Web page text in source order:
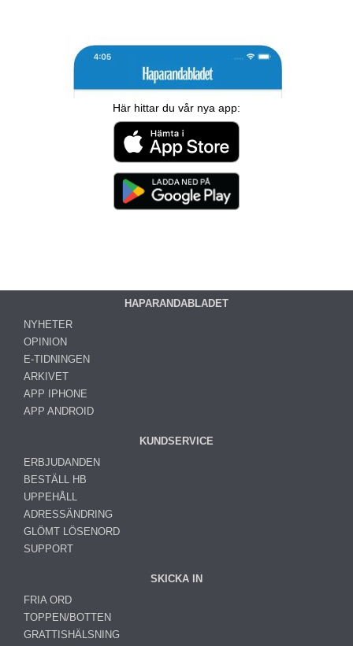
Här hittar du vår nya app:
HAPARANDABLADET
NYHETER
OPINION
E-TIDNINGEN
ARKIVET
APP IPHONE
APP ANDROID
KUNDSERVICE
ERBJUDANDEN
BESTÄLL HB
UPPEHÅLL
ADRESSÄNDRING
GLÖMT LÖSENORD
SUPPORT
SKICKA IN
FRIA ORD
TOPPEN/BOTTEN
GRATTISHÄLSNING